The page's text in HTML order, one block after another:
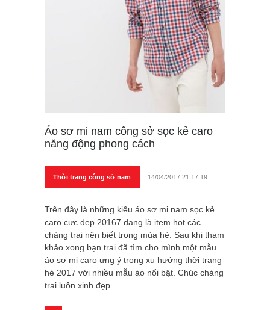
Áo sơ mi nam công sở sọc kẻ caro
năng động phong cách
Thời trang công sở nam 14/04/2017 21:17:19
Trên đây là những kiểu áo sơ mi nam sọc kẻ
caro cực đẹp 20167 đang là item hot các
chàng trai nên biết trong mùa hè. Sau khi tham
khảo xong bạn trai đã tìm cho mình một mẫu
áo sơ mi caro ưng ý trong xu hướng thời trang
hè 2017 với nhiều mẫu áo nổi bật. Chúc chàng
trai luôn xinh đẹp.